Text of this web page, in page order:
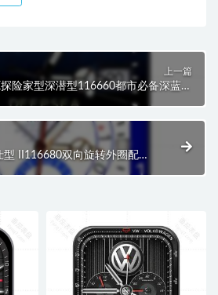
上一篇
险家型深潜型116660都市必备深蓝渐
型 II116680双向旋转外圈配蓝
盘.clock